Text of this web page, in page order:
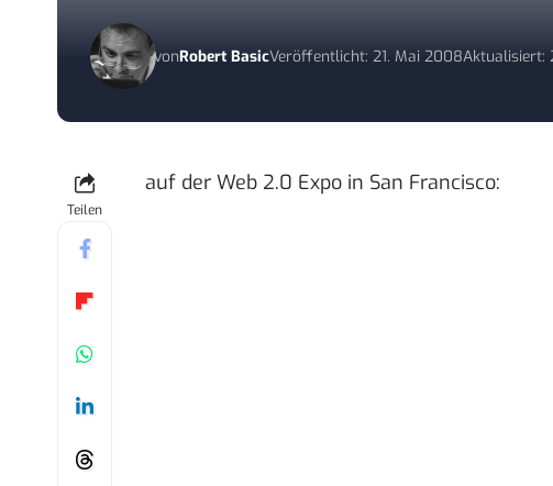
vonRobert BasicVeröffentlicht: 21. Mai 2008Aktualisiert:
Teilen
auf der Web 2.0 Expo in San Francisco: